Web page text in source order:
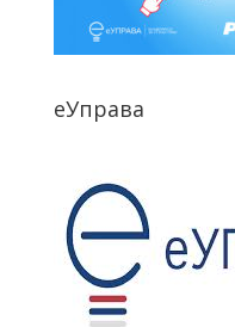
еУправа